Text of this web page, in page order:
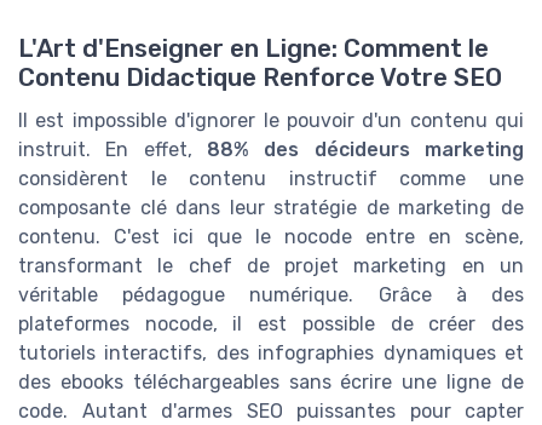
L'Art d'Enseigner en Ligne: Comment le
Contenu Didactique Renforce Votre SEO
Il est impossible d'ignorer le pouvoir d'un contenu qui
instruit. En effet, 88% des décideurs marketing
considèrent le contenu instructif comme une
composante clé dans leur stratégie de marketing de
contenu. C'est ici que le nocode entre en scène,
transformant le chef de projet marketing en un
véritable pédagogue numérique. Grâce à des
plateformes nocode, il est possible de créer des
tutoriels interactifs, des infographies dynamiques et
des ebooks téléchargeables sans écrire une ligne de
code. Autant d'armes SEO puissantes pour capter